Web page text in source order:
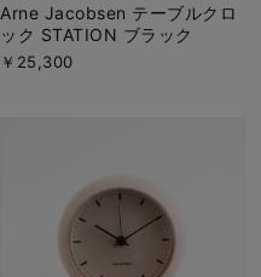
Arne Jacobsen テーブルクロ
ック STATION ブラック
￥25,300